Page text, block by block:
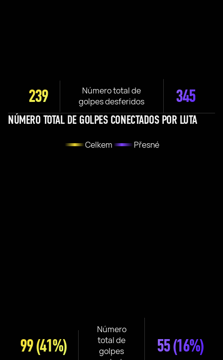
239
Número total de
golpes desferidos
345
NÚMERO TOTAL DE GOLPES CONECTADOS POR LUTA
Celkem Přesné
99(41%)
Número
total de
golpes
55(16%)